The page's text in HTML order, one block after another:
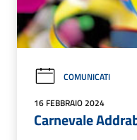
COMUNICATI
16 FEBBRAIO 2024
Carnevale